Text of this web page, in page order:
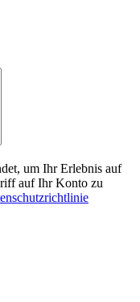
um Ihr Erlebnis auf
auf Ihr Konto zu